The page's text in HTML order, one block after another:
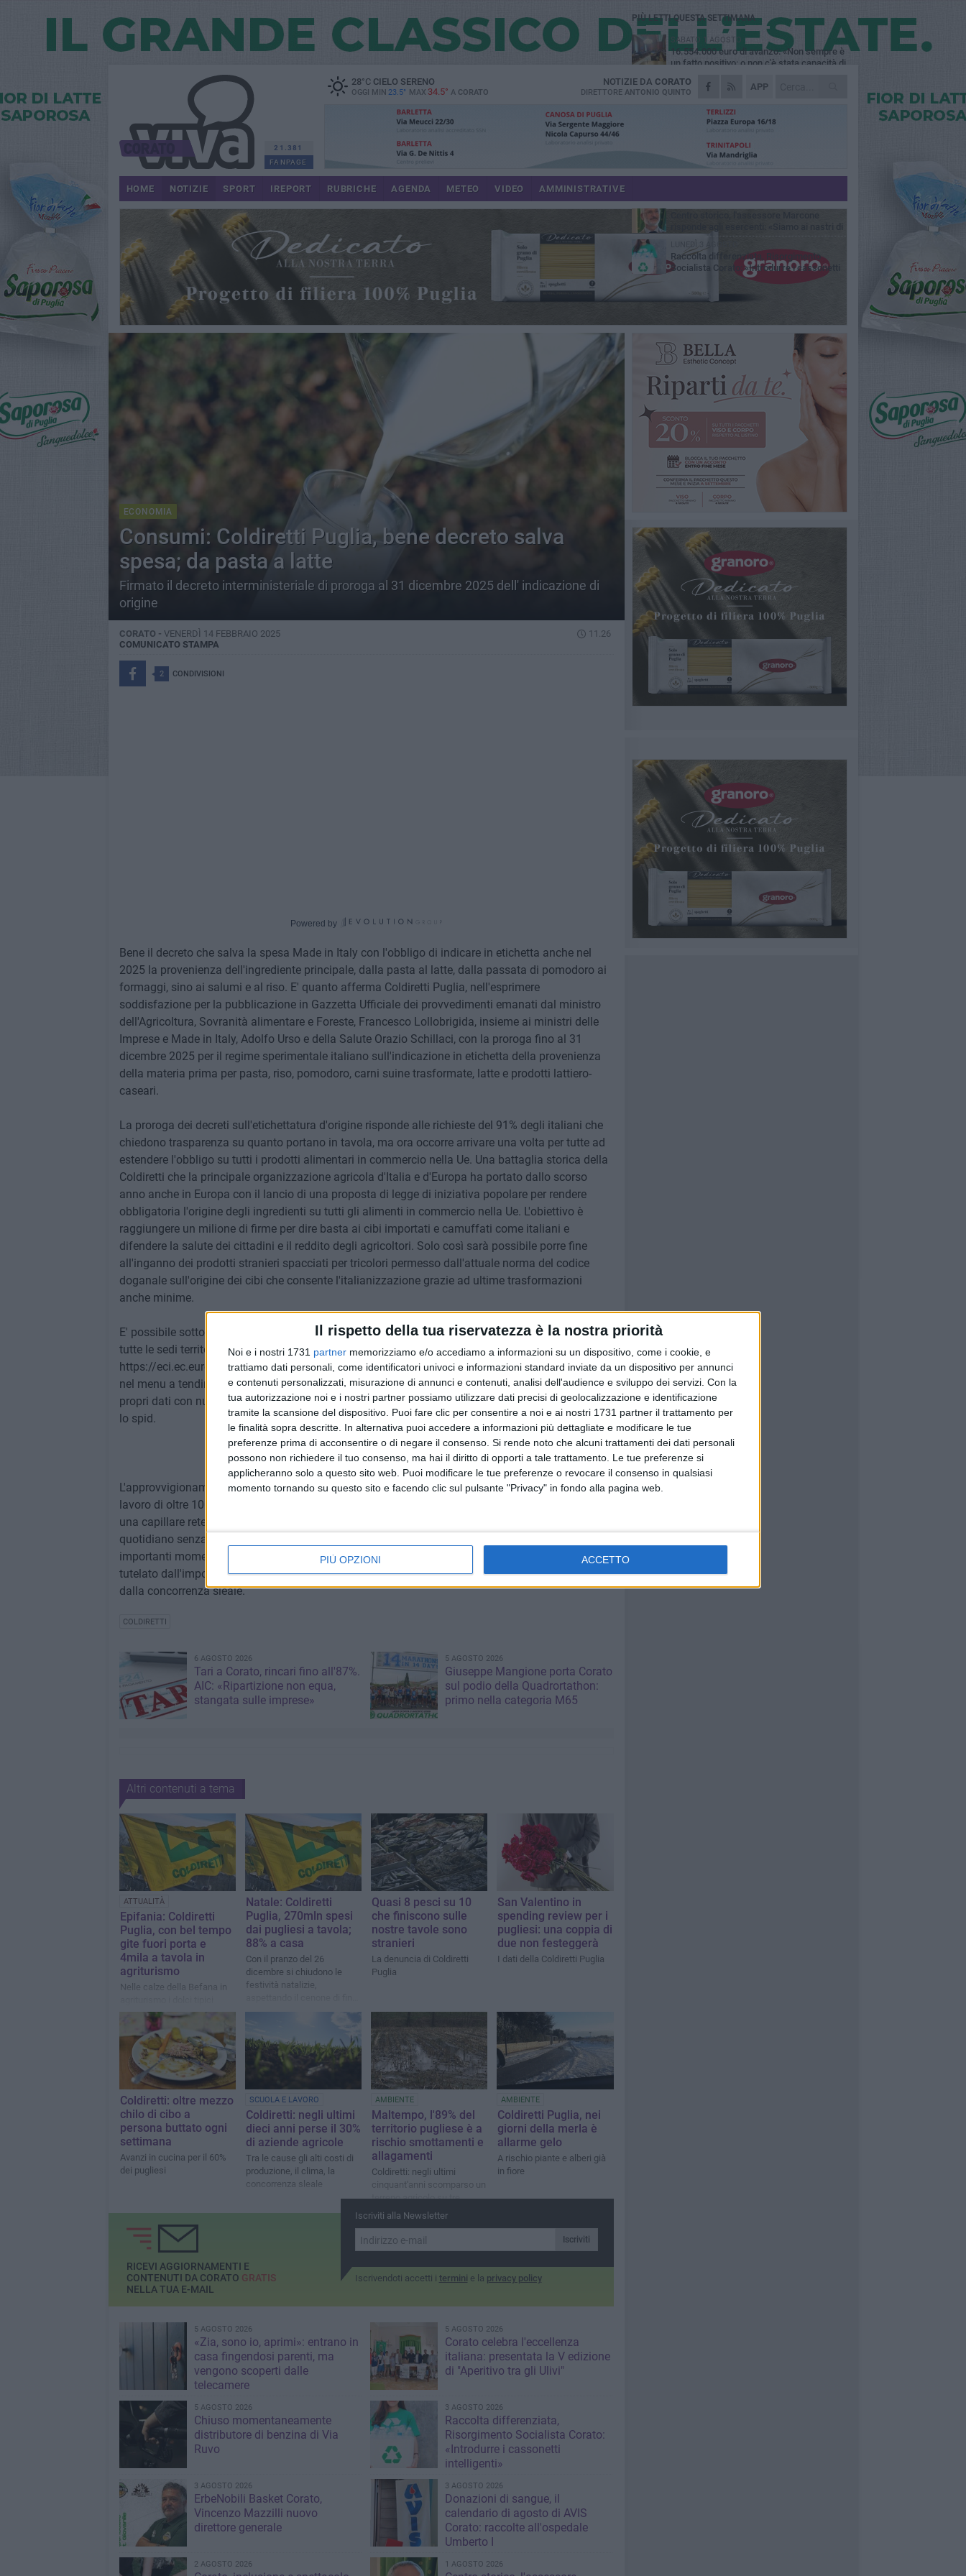
Il rispetto della tua riservatezza è la nostra priorità
Noi e i nostri 1731 partner memorizziamo e/o accediamo a informazioni su un dispositivo, come i cookie, e
trattiamo dati personali, come identificatori univoci e informazioni standard inviate da un dispositivo per annunci
e contenuti personalizzati, misurazione di annunci e contenuti, analisi dell'audience e sviluppo dei servizi. Con la
tua autorizzazione noi e i nostri partner possiamo utilizzare dati precisi di geolocalizzazione e identificazione
tramite la scansione del dispositivo. Puoi fare clic per consentire a noi e ai nostri 1731 partner il trattamento per
le finalità sopra descritte. In alternativa puoi accedere a informazioni più dettagliate e modificare le tue
preferenze prima di acconsentire o di negare il consenso. Si rende noto che alcuni trattamenti dei dati personali
possono non richiedere il tuo consenso, ma hai il diritto di opporti a tale trattamento. Le tue preferenze si
applicheranno solo a questo sito web. Puoi modificare le tue preferenze o revocare il consenso in qualsiasi
momento tornando su questo sito e facendo clic sul pulsante "Privacy" in fondo alla pagina web.
PIÙ OPZIONI ACCETTO
21.381
FANPAGE
28°CCIELO SERENO
OGGI MIN 23.5° MAX 34.5° A CORATO
APP
NOTIZIE DA CORATO
DIRETTORE ANTONIO QUINTO
HOME NOTIZIE SPORT IREPORT RUBRICHE AGENDA METEO VIDEO AMMINISTRATIVE
ECONOMIA
Consumi: Coldiretti Puglia, bene decreto salva
spesa; da pasta a latte
Firmato il decreto interministeriale di proroga al 31 dicembre 2025 dell' indicazione di
origine
CORATO - VENERDÌ 14 FEBBRAIO 2025
11.26
COMUNICATO STAMPA
2 CONDIVISIONI
Powered by
Bene il decreto che salva la spesa Made in Italy con l'obbligo di indicare in etichetta anche nel
2025 la provenienza dell'ingrediente principale, dalla pasta al latte, dalla passata di pomodoro ai
formaggi, sino ai salumi e al riso. E' quanto afferma Coldiretti Puglia, nell'esprimere
soddisfazione per la pubblicazione in Gazzetta Ufficiale dei provvedimenti emanati dal ministro
dell'Agricoltura, Sovranità alimentare e Foreste, Francesco Lollobrigida, insieme ai ministri delle
Imprese e Made in Italy, Adolfo Urso e della Salute Orazio Schillaci, con la proroga fino al 31
dicembre 2025 per il regime sperimentale italiano sull'indicazione in etichetta della provenienza
della materia prima per pasta, riso, pomodoro, carni suine trasformate, latte e prodotti lattiero-
caseari.
La proroga dei decreti sull'etichettatura d'origine risponde alle richieste del 91% degli italiani che
chiedono trasparenza su quanto portano in tavola, ma ora occorre arrivare una volta per tutte ad
estendere l'obbligo su tutti i prodotti alimentari in commercio nella Ue. Una battaglia storica della
Coldiretti che la principale organizzazione agricola d'Italia e d'Europa ha portato dallo scorso
anno anche in Europa con il lancio di una proposta di legge di iniziativa popolare per rendere
obbligatoria l'origine degli ingredienti su tutti gli alimenti in commercio nella Ue. L'obiettivo è
raggiungere un milione di firme per dire basta ai cibi importati e camuffati come italiani e
difendere la salute dei cittadini e il reddito degli agricoltori. Solo così sarà possibile porre fine
all'inganno dei prodotti stranieri spacciati per tricolori permesso dall'attuale norma del codice
doganale sull'origine dei cibi che consente l'italianizzazione grazie ad ultime trasformazioni
anche minime.
E' possibile sottoscrivere la proposta di legge in tutti i mercati contadini di Campagna Amica e in
tutte le sedi territoriali ma anche sul web. Basta collegarsi al sito
https://eci.ec.europa.eu/049/public/#/screen/home e selezionare il proprio Paese di cittadinanza
nel menu a tendina in giallo a sinistra. Si potrà quindi scegliere se compilare il modulo inserendo i
propri dati con numero della carta d'identità o del passaporto oppure accedere direttamente con
lo spid.
L'approvvigionamento alimentare – aggiunge Coldiretti regionale - è assicurato in Puglia grazie al
lavoro di oltre 100mila aziende agricole e stalle, più di 5mila imprese di lavorazione alimentare e
una capillare rete di vendita diretta dalle fattorie ai mercati di Campagna Amica, un impegno
quotidiano senza sosta che è sostenuto anche dalle consegne a domicilio, dall'asporto e da
importanti momenti di solidarietà verso le famiglie in difficoltà economica, un patrimonio che va
tutelato dall'import selvaggio di prodotti provenienti da Paesi dove si utilizzano sostanze vietate e
dalla concorrenza sleale.
COLDIRETTI
6 AGOSTO 2026
Tari a Corato, rincari fino all'87%.
AIC: «Ripartizione non equa,
stangata sulle imprese»
5 AGOSTO 2026
Giuseppe Mangione porta Corato
sul podio della Quadrortathon:
primo nella categoria M65
Altri contenuti a tema
ATTUALITÀ
Epifania: Coldiretti
Puglia, con bel tempo
gite fuori porta e
4mila a tavola in
agriturismo
Nelle calze della Befana in
tradizionali sostituiranno
quelli ultra trasformati
Natale: Coldiretti
Puglia, 270mln spesi
dai pugliesi a tavola;
88% a casa
Con il pranzo del 26
dicembre si chiudono le
festività natalizie,
anno ed il pranzo di
Quasi 8 pesci su 10
che finiscono sulle
nostre tavole sono
stranieri
La denuncia di Coldiretti
Puglia
San Valentino in
spending review per i
pugliesi: una coppia di
due non festeggerà
I dati della Coldiretti Puglia
Coldiretti: oltre mezzo
chilo di cibo a
persona buttato ogni
settimana
Avanzi in cucina per il 60%
dei pugliesi
SCUOLA E LAVORO
Coldiretti: negli ultimi
dieci anni perse il 30%
di aziende agricole
Tra le cause gli alti costi di
produzione, il clima, la
concorrenza sleale
AMBIENTE
Maltempo, l'89% del
territorio pugliese è a
rischio smottamenti e
allagamenti
Coldiretti: negli ultimi
cinquant'anni scomparso un
terreno agricolo su tre
AMBIENTE
Coldiretti Puglia, nei
giorni della merla è
allarme gelo
A rischio piante e alberi già
in fiore
Iscriviti alla Newsletter
Iscriviti
Iscrivendoti accetti i termini e la privacy policy
RICEVI AGGIORNAMENTI E
CONTENUTI DA CORATO GRATIS
NELLA TUA E-MAIL
5 AGOSTO 2026
«Zia, sono io, aprimi»: entrano in
casa fingendosi parenti, ma
vengono scoperti dalle
telecamere
5 AGOSTO 2026
Corato celebra l'eccellenza
italiana: presentata la V edizione
di "Aperitivo tra gli Ulivi"
5 AGOSTO 2026
Chiuso momentaneamente
distributore di benzina di Via
Ruvo
3 AGOSTO 2026
Raccolta differenziata,
Risorgimento Socialista Corato:
«Introdurre i cassonetti
intelligenti»
3 AGOSTO 2026
ErbeNobili Basket Corato,
Vincenzo Mazzilli nuovo
direttore generale
3 AGOSTO 2026
Donazioni di sangue, il
calendario di agosto di AVIS
Corato: raccolte all'ospedale
Umberto I
2 AGOSTO 2026 1 AGOSTO 2026
PIÙ LETTI QUESTA SETTIMANA
SABATO 1 AGOSTO
16.554.000 euro di avanzo: «Non sempre è
un fatto positivo: o non c'è stata capacità di
VENERDÌ 31 LUGLIO
Via Dante, aiuole nel degrado: tra incuria
VENERDÌ 31 LUGLIO
sul calendario estivo: «Gli eventi generano
presenze, consumi e nuove opportunità»
MERCOLEDÌ 5 AGOSTO
Chiuso momentaneamente distributore di
SABATO 1 AGOSTO
partenza»
Raccolta differenziata, Risorgimento
Socialista Corato: «Introdurre i cassonetti
intelligenti»